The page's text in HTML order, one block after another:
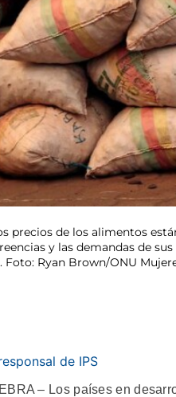
precios de los alimentos
y las demandas de
Foto: Ryan Brown/ONU
de IPS
– Los países en